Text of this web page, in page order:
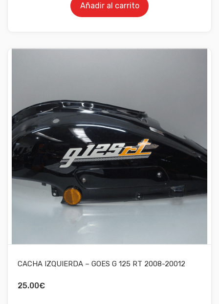
Añadir al carrito
CACHA IZQUIERDA – GOES G 125 RT 2008-20012
25.00€